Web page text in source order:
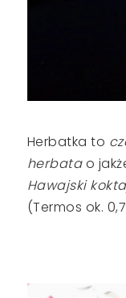
Herbatka to
herbatao
Hawajski
(Termos ok.